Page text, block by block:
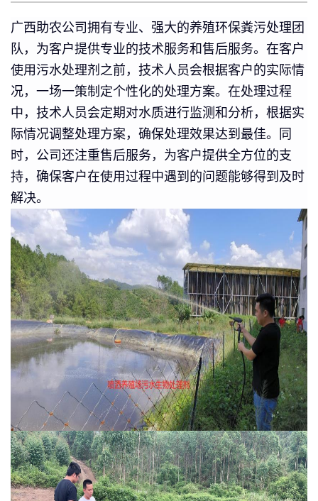
广西助农公司拥有专业、强大的养殖环保粪污处理团
队，为客户提供专业的技术服务和售后服务。在客户
使用污水处理剂之前，技术人员会根据客户的实际情
况，一场一策制定个性化的处理方案。在处理过程
中，技术人员会定期对水质进行监测和分析，根据实
际情况调整处理方案，确保处理效果达到最佳。同
时，公司还注重售后服务，为客户提供全方位的支
持，确保客户在使用过程中遇到的问题能够得到及时
解决。